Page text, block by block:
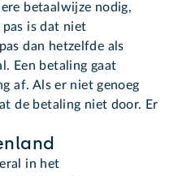
betaalwijze nodig,
is dat niet
dan hetzelfde als
Een betaling gaat
af. Als er niet genoeg
de betaling niet door. Er
in het